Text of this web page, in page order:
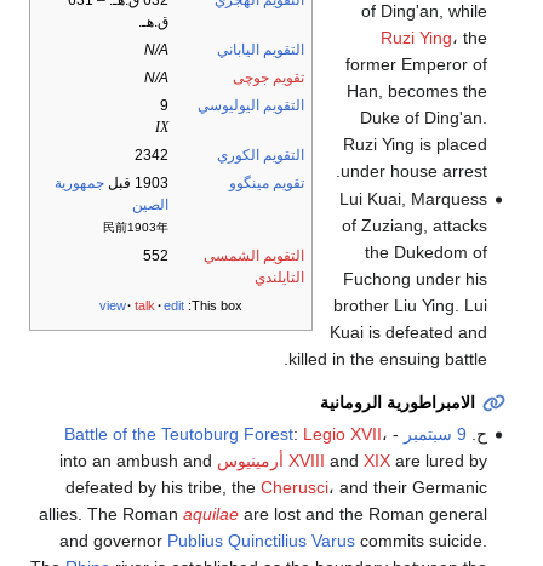
ق.هـ.
التقويم الياباني
N/A
تقويم جوچى
N/A
التقويم اليوليوسي
9
IX
التقويم الكوري
2342
تقويم مينگوو
1903 قبل
جمهورية
الصين
民前1903年
التقويم الشمسي
التايلندي
552
This box:
view talk edit
of Ding'an, while
Ruzi Ying، the
former Emperor of
Han, becomes the
Duke of Ding'an.
Ruzi Ying is placed
under house arrest.
Lui Kuai, Marquess
of Zuziang, attacks
the Dukedom of
Fuchong under his
brother Liu Ying. Lui
Kuai is defeated and
killed in the ensuing battle.
الامبراطورية الرومانية
ح. 9 سبتمبر -
Battle of the Teutoburg Forest: Legio XVII،
XVIII and XIXare lured by أرمينيوس into an ambush and
defeated by his tribe, the Cherusci، and their Germanic
allies. The Roman aquilaeare lost and the Roman general
and governor Publius Quinctilius Varuscommits suicide.